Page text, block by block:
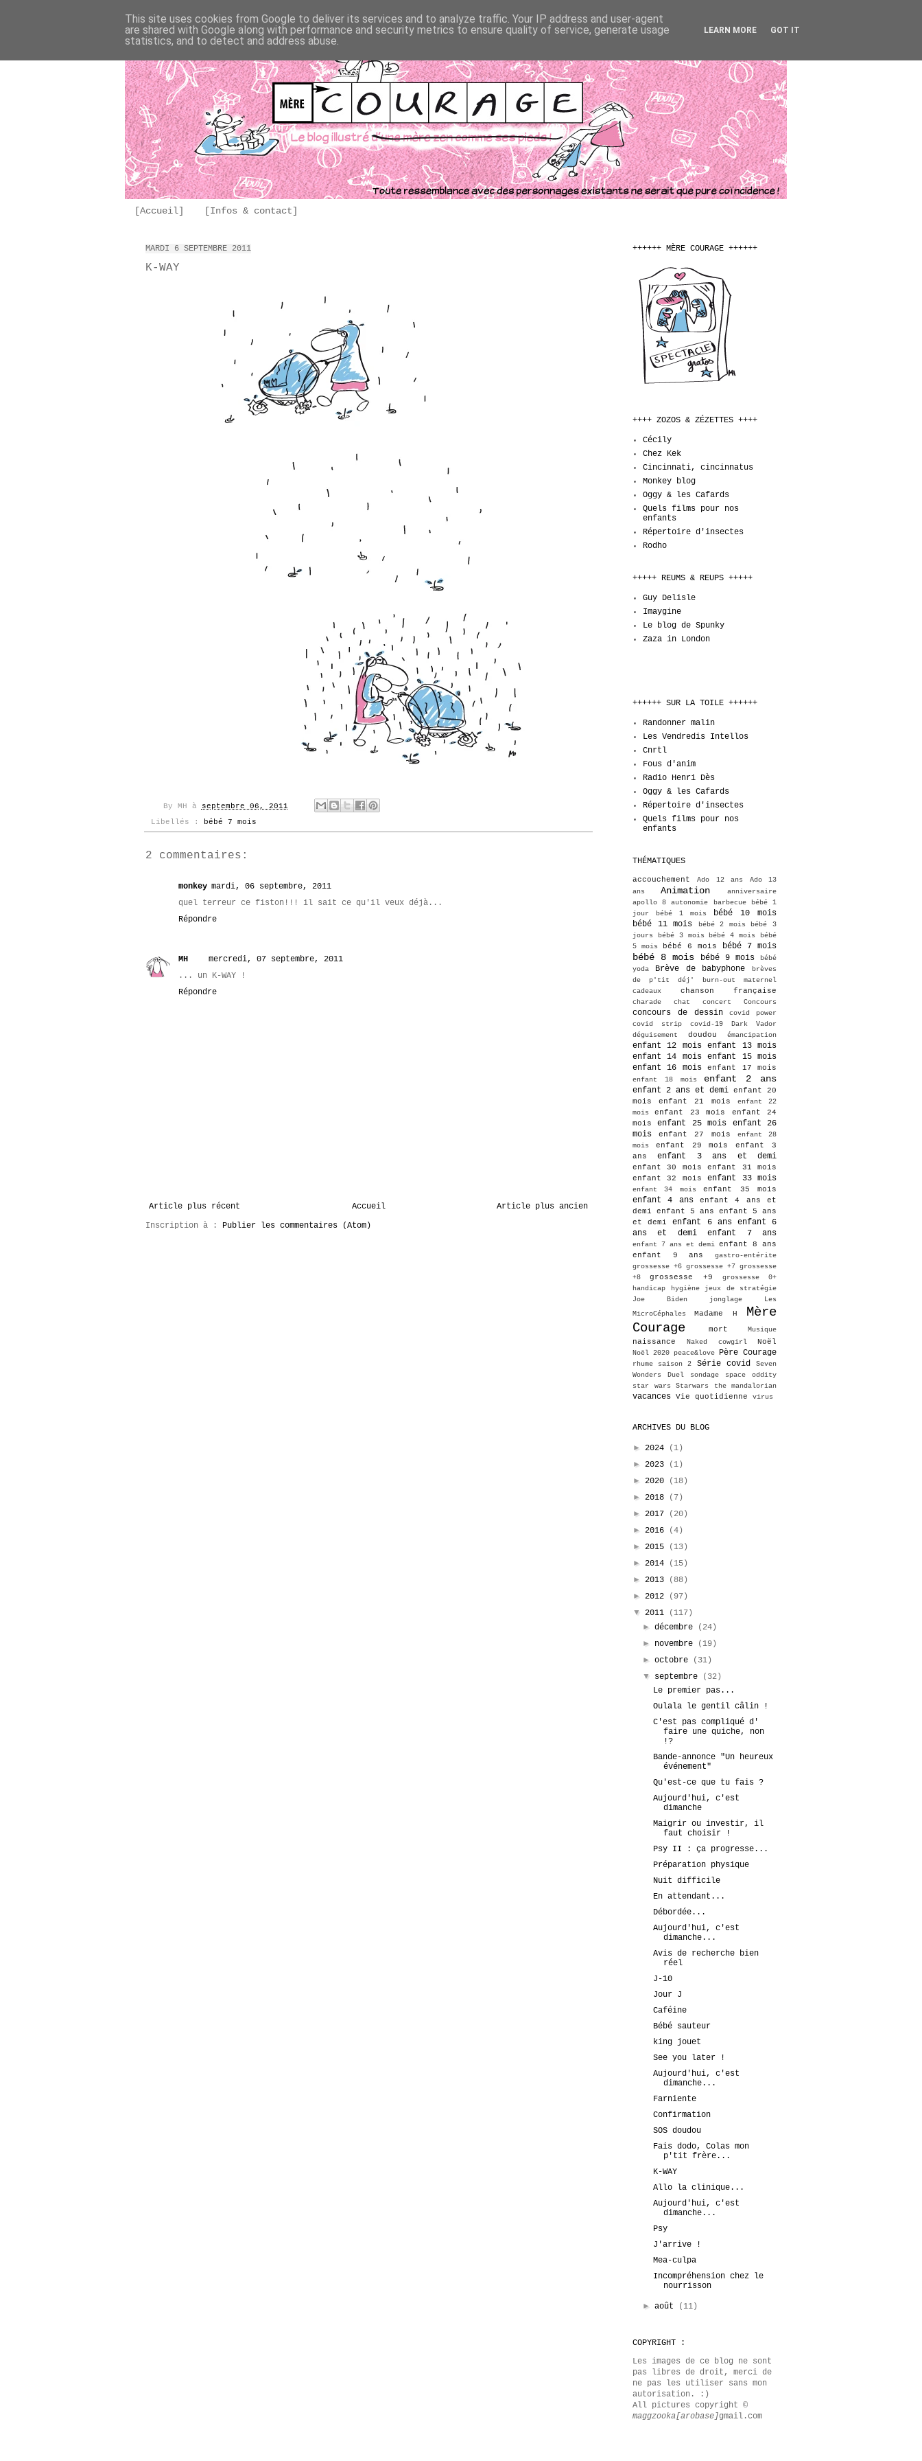
[Accueil] [Infos & contact]
MARDI 6 SEPTEMBRE 2011
K-WAY
By MH à
septembre 06, 2011
Libellés :
bébé 7 mois
2 commentaires:
monkey mardi, 06 septembre, 2011
quel terreur ce fiston!!! il sait ce qu'il veux déjà...
Répondre
MH
mercredi, 07 septembre, 2011
... un K-WAY !
Répondre
Article plus récent Article plus ancien
Accueil
Inscription à : Publier les commentaires (Atom)
++++++ MÈRE COURAGE ++++++
++++ ZOZOS & ZÉZETTES ++++
Cécily
Chez Kek
Cincinnati, cincinnatus
Monkey blog
Oggy & les Cafards
Quels films pour nos
enfants
Répertoire d'insectes
Rodho
+++++ REUMS & REUPS +++++
Guy Delisle
Imaygine
Le blog de Spunky
Zaza in London
++++++ SUR LA TOILE ++++++
Randonner malin
Les Vendredis Intellos
Cnrtl
Fous d'anim
Radio Henri Dès
Oggy & les Cafards
Répertoire d'insectes
Quels films pour nos
enfants
THÉMATIQUES
accouchement Ado 12 ans
Ado 13
ans
Animation
anniversaire
apollo 8
autonomie barbecue
bébé 1
jour
bébé 1 mois
bébé 10 mois
bébé 11 mois
bébé 2 mois
bébé 3
jours
bébé 3 mois bébé 4 mois
bébé
5 mois
bébé 6 mois bébé 7 mois
bébé 8 mois bébé 9 mois
bébé
yoda
Brève de babyphone
brèves
de p'tit déj'
burn-out maternel
cadeaux
chanson française
charade chat concert Concours
concours de dessin
covid power
covid strip
covid-19
Dark Vador
déguisement
doudou émancipation
enfant 12 mois
enfant 13 mois
enfant 14 mois
enfant 15 mois
enfant 16 mois
enfant 17 mois
enfant 18 mois enfant 2 ans
enfant 2 ans et demi enfant 20
mois
enfant 21 mois
enfant 22
mois
enfant 23 mois
enfant 24
mois
enfant 25 mois
enfant 26
mois
enfant 27 mois
enfant 28
mois
enfant 29 mois
enfant 3
ans
enfant 3 ans et demi
enfant 30 mois
enfant 31 mois
enfant 32 mois
enfant 33 mois
enfant 34 mois enfant 35 mois
enfant 4 ans
enfant 4 ans et
demi
enfant 5 ans
enfant 5 ans
et demi
enfant 6 ans enfant 6
ans et demi
enfant 7 ans
enfant 7 ans et demi enfant 8 ans
enfant 9 ans
gastro-entérite
grossesse +6 grossesse +7 grossesse
+8
grossesse +9
grossesse 0+
handicap
hygiène
jeux de stratégie
Joe Biden
jonglage
Les
MicroCéphales
Madame H
Mère
Courage
mort Musique
naissance Naked cowgirl Noël
Noël 2020 peace&love Père Courage
rhume saison 2 Série covid
Seven
Wonders Duel
sondage
space oddity
star wars
Starwars the mandalorian
vacances Vie quotidienne virus
ARCHIVES DU BLOG
► 2024
(1)
► 2023
(1)
► 2020
(18)
► 2018
(7)
► 2017
(20)
► 2016
(4)
► 2015
(13)
► 2014
(15)
► 2013
(88)
► 2012
(97)
▼ 2011
(117)
►décembre
(24)
► novembre
(19)
►octobre
(31)
▼ septembre
(32)
Le premier pas...
Oulala le gentil câlin !
C'est pas compliqué d'
faire une quiche, non
!?
Bande-annonce "Un heureux
événement"
Qu'est-ce que tu fais ?
Aujourd'hui, c'est
dimanche
Maigrir ou investir, il
faut choisir !
Psy II : ça progresse...
Préparation physique
Nuit difficile
En attendant...
Débordée...
Aujourd'hui, c'est
dimanche...
Avis de recherche bien
réel
J-10
Jour J
Caféine
Bébé sauteur
king jouet
See you later !
Aujourd'hui, c'est
dimanche...
Farniente
Confirmation
SOS doudou
Fais dodo, Colas mon
p'tit frère...
K-WAY
Allo la clinique...
Aujourd'hui, c'est
dimanche...
Psy
J'arrive !
Mea-culpa
Incompréhension chez le
nourrisson
►août (11)
COPYRIGHT :
Les images de ce blog ne sont
pas libres de droit, merci de
ne pas les utiliser sans mon
autorisation. :)
All pictures copyright ©
maggzooka[arobase]gmail.com
This site uses cookies from Google to deliver its services and to analyze traffic. Your IP address and user-agent
are shared with Google along with performance and security metrics to ensure quality of service, generate usage
statistics, and to detect and address abuse.
LEARN MORE GOT IT